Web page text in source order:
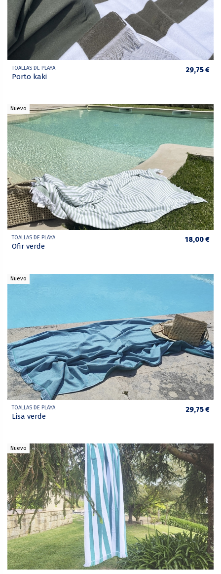
TOALLAS DE PLAYA
Porto kaki
29,75 €
Nuevo
TOALLAS DE PLAYA
Ofir verde
18,00 €
Nuevo
TOALLAS DE PLAYA
Lisa verde
29,75 €
Nuevo